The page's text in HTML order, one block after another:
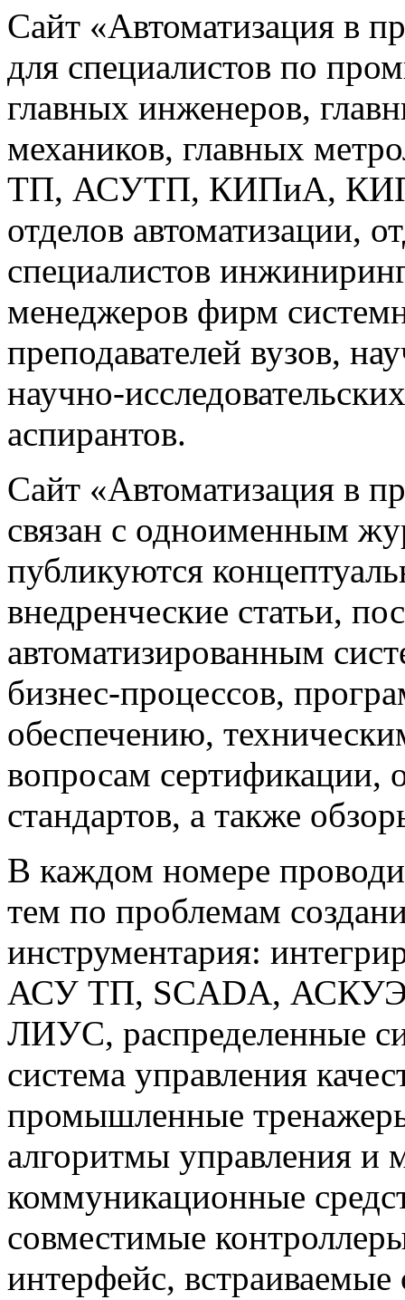
Сайт «Автоматизация в
для специалистов по
главных инженеров,
механиков, главных
ТП, АСУТП, КИПиА, КИП
отделов автоматизации,
специалистов
менеджеров фирм
преподавателей вузов,
научно-
аспирантов.
Сайт «Автоматизация в
связан с одноименным
публикуются
внедренческие статьи,
автоматизированным
бизнес-процессов,
обеспечению,
вопросам
стандартов, а также
В каждом номере
тем по проблемам
инструментария:
АСУ ТП, SCADA,
ЛИУС, распределенные
система управления
промышленные
алгоритмы управления и
коммуникационные
совместимые
интерфейс,